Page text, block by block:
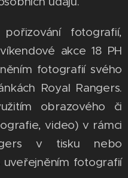
fotografií,
akce 18 PH
fotografií svého
Royal Rangers.
obrazového či
video) v rámci
v tisku nebo
uveřejněním fotografií